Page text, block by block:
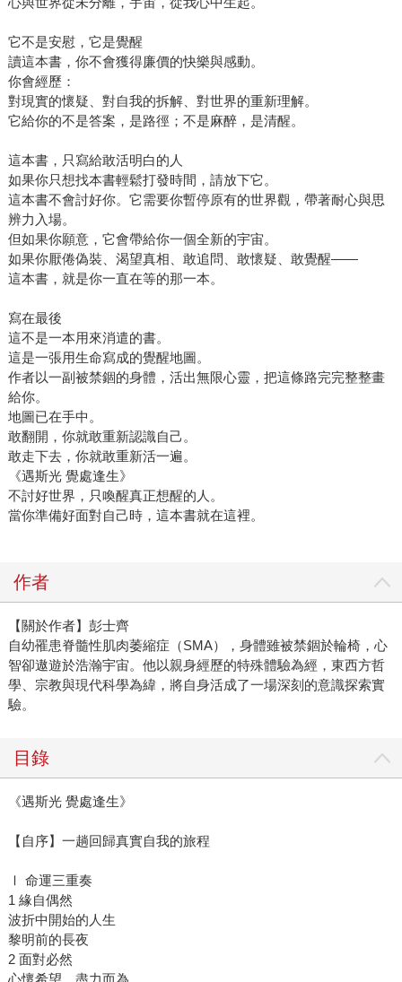
它不是安慰，它是覺醒
讀這本書，你不會獲得廉價的快樂與感動。
你會經歷：
對現實的懷疑、對自我的拆解、對世界的重新理解。
它給你的不是答案，是路徑；不是麻醉，是清醒。
這本書，只寫給敢活明白的人
如果你只想找本書輕鬆打發時間，請放下它。
這本書不會討好你。它需要你暫停原有的世界觀，帶著耐心與思
辨力入場。
但如果你願意，它會帶給你一個全新的宇宙。
如果你厭倦偽裝、渴望真相、敢追問、敢懷疑、敢覺醒——
這本書，就是你一直在等的那一本。
寫在最後
這不是一本用來消遣的書。
這是一張用生命寫成的覺醒地圖。
作者以一副被禁錮的身體，活出無限心靈，把這條路完完整整畫
給你。
地圖已在手中。
敢翻開，你就敢重新認識自己。
敢走下去，你就敢重新活一遍。
《遇斯光 覺處逢生》
不討好世界，只喚醒真正想醒的人。
當你準備好面對自己時，這本書就在這裡。
作者
【關於作者】彭士齊
自幼罹患脊髓性肌肉萎縮症（SMA），身體雖被禁錮於輪椅，心
智卻遨遊於浩瀚宇宙。他以親身經歷的特殊體驗為經，東西方哲
學、宗教與現代科學為緯，將自身活成了一場深刻的意識探索實
驗。
目錄
《遇斯光 覺處逢生》
【自序】一趟回歸真實自我的旅程
Ⅰ 命運三重奏
1 緣自偶然
波折中開始的人生
黎明前的長夜
2 面對必然
心懷希望，盡力而為